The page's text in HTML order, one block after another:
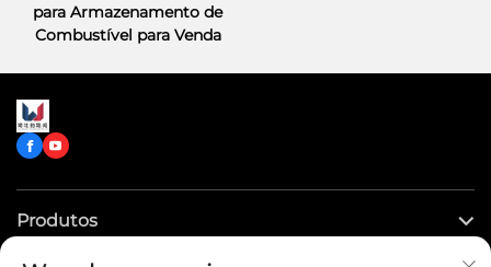
para Armazenamento de
Combustível para Venda
Produtos